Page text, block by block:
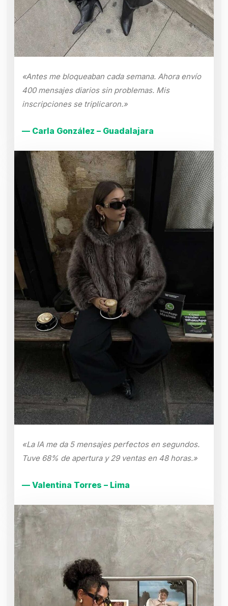
«Antes me bloqueaban cada semana. Ahora envío
400 mensajes diarios sin problemas. Mis
inscripciones se triplicaron.»
— Carla González – Guadalajara
«La IA me da 5 mensajes perfectos en segundos.
Tuve 68% de apertura y 29 ventas en 48 horas.»
— Valentina Torres – Lima